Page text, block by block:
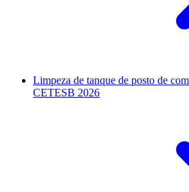
Limpeza de tanque de posto de
CETESB 2026